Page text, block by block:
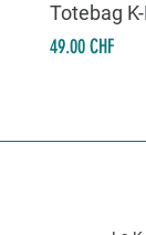
Totebag
Prix
49.00 CHF